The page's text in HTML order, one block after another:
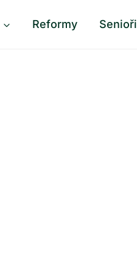
Reformy Senioři